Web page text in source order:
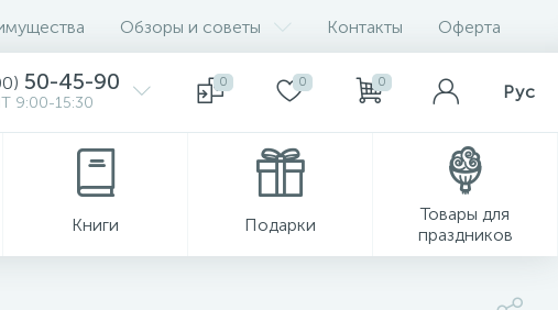
Обзоры и советы Контакты Оферта
50-45-90
9:00-15:30
0 0 0 Рус
Книги Подарки
Товары для
праздников